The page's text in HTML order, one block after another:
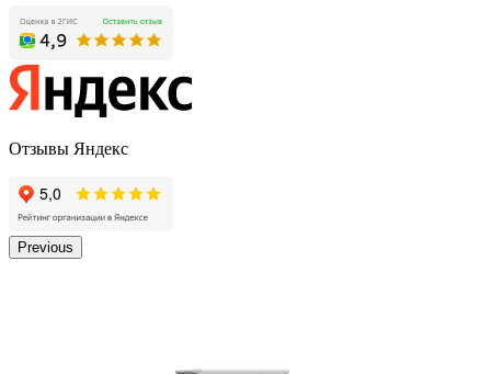
Отзывы Яндекс
Previous